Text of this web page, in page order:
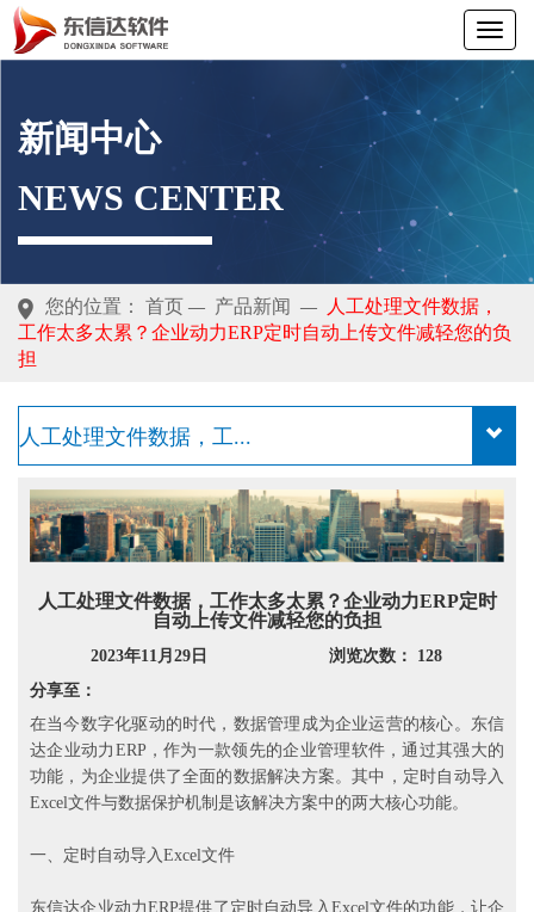
新闻中心
NEWS CENTER
您的位置： 首页 — 产品新闻 —
人工处理文件数据，
工作太多太累？企业动力ERP定时自动上传文件减轻您的负
担
人工处理文件数据，工...
人工处理文件数据，工作太多太累？企业动力ERP定时
自动上传文件减轻您的负担
2023年11月29日
浏览次数： 128
分享至：
在当今数字化驱动的时代，数据管理成为企业运营的核心。东信
达企业动力ERP，作为一款领先的企业管理软件，通过其强大的
功能，为企业提供了全面的数据解决方案。其中，定时自动导入
Excel文件与数据保护机制是该解决方案中的两大核心功能。
一、定时自动导入Excel文件
东信达企业动力ERP提供了定时自动导入Excel文件的功能，让企